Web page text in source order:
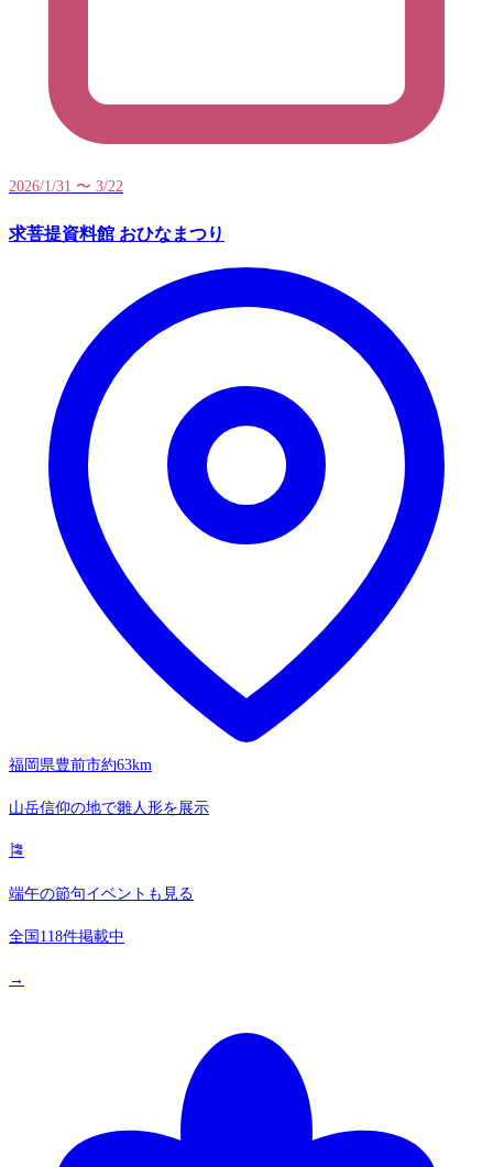
2026/1/31 〜 3/22
求菩提資料館 おひなまつり
福岡県豊前市約63km
山岳信仰の地で雛人形を展示
🎏
端午の節句イベントも見る
全国118件掲載中
→